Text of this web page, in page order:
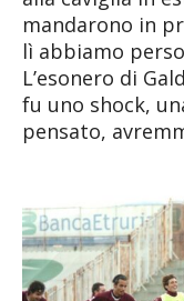
mandarono in
lì abbiamo
L’esonero di
fu uno shock,
pensato,